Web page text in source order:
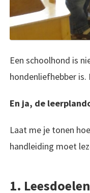
Een schoolhond is
hondenliefhebber is.
En ja, de
Laat me je tonen
handleiding moet
1.